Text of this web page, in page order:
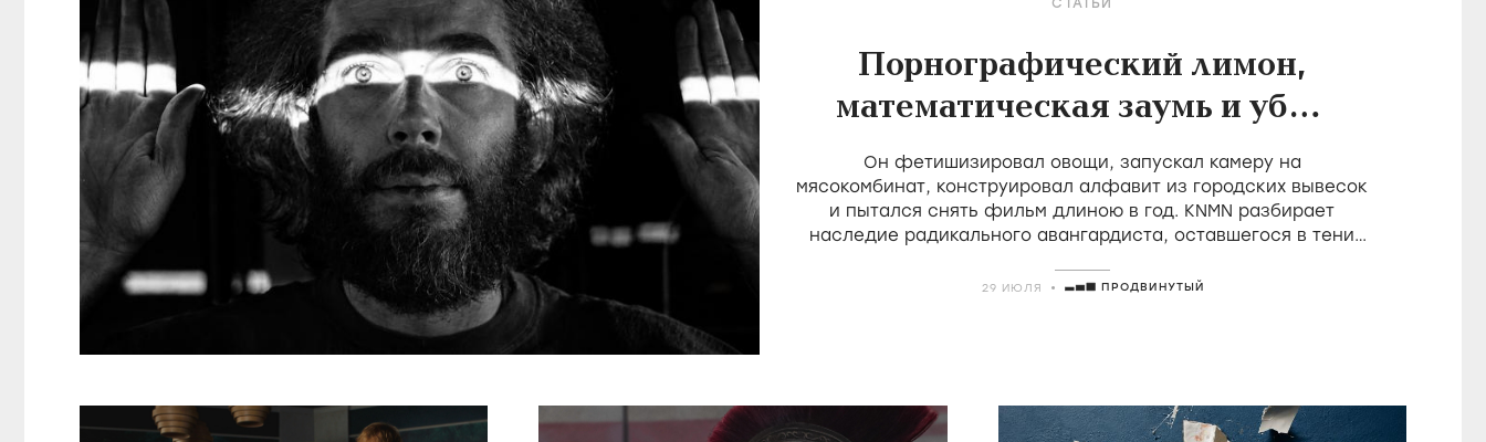
Порнографический лимон,
математическая заумь и убой
скота в фильмах Холлиса
Фрэмптона
Он фетишизировал овощи, запускал камеру на
мясокомбинат, конструировал алфавит из городских вывесок
и пытался снять фильм длиною в год. KNMN разбирает
наследие радикального авангардиста, оставшегося в тени
29 ИЮЛЯ ПРОДВИНУТЫЙ